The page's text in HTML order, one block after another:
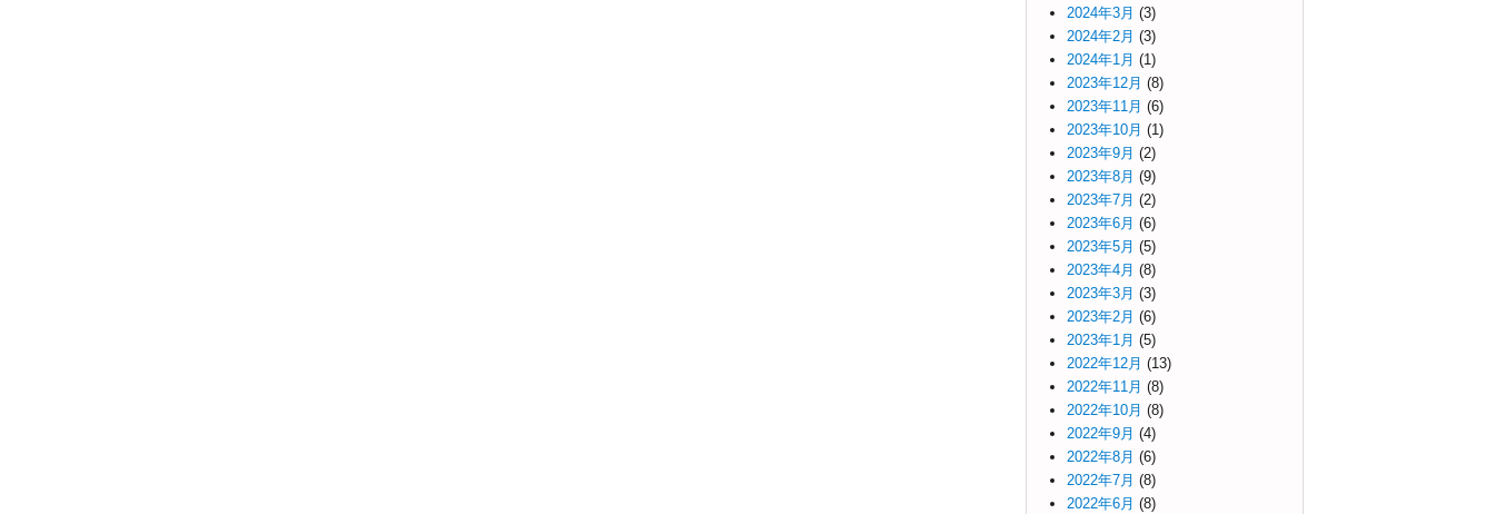
2024年3月 (3)
2024年2月 (3)
2024年1月 (1)
2023年12月 (8)
2023年11月 (6)
2023年10月 (1)
2023年9月 (2)
2023年8月 (9)
2023年7月 (2)
2023年6月 (6)
2023年5月 (5)
2023年4月 (8)
2023年3月 (3)
2023年2月 (6)
2023年1月 (5)
2022年12月 (13)
2022年11月 (8)
2022年10月 (8)
2022年9月 (4)
2022年8月 (6)
2022年7月 (8)
2022年6月 (8)